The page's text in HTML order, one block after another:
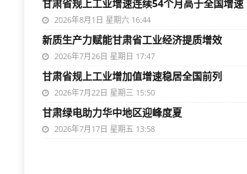
甘肃省规上工业增速连续54个月高于全国增速
2026年8月1日 星期六 16:44
新质生产力赋能甘肃省工业经济提质增效
2026年7月26日 星期日 17:47
甘肃省规上工业增加值增速稳居全国前列
2026年7月22日 星期三 15:50
甘肃绿电助力华中地区迎峰度夏
2026年7月17日 星期五 13:58